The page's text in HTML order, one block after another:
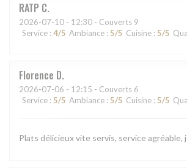
RATP C
2026-07-10 - 12:30 - Couverts 9
Service : 4/5 Ambiance : 5/5 Cuisine : 5/5
Florence D
2026-07-06 - 12:15 - Couverts 6
Service : 5/5 Ambiance : 5/5 Cuisine : 5/5
Plats délicieux vite servis, service agréable,